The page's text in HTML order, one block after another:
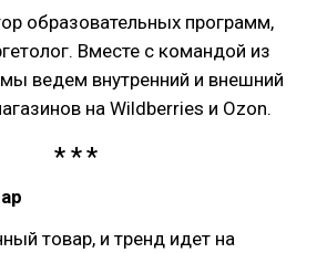
образовательных программ,
Вместе с командой из
ведем внутренний и внешний
на Wildberries и Ozon.
товар, и тренд идет на